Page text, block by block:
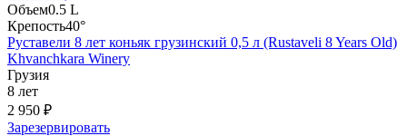
Объем0.5 L
Крепость40°
Руставели 8 лет коньяк грузинский 0,5 л (Rustaveli 8 Years Old)
Khvanchkara Winery
Грузия
8 лет
2 950 ₽
Зарезервировать